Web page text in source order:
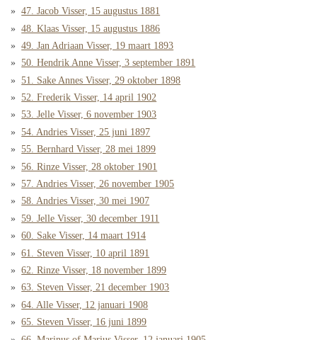
47. Jacob Visser, 15 augustus 1881
48. Klaas Visser, 15 augustus 1886
49. Jan Adriaan Visser, 19 maart 1893
50. Hendrik Anne Visser, 3 september 1891
51. Sake Annes Visser, 29 oktober 1898
52. Frederik Visser, 14 april 1902
53. Jelle Visser, 6 november 1903
54. Andries Visser, 25 juni 1897
55. Bernhard Visser, 28 mei 1899
56. Rinze Visser, 28 oktober 1901
57. Andries Visser, 26 november 1905
58. Andries Visser, 30 mei 1907
59. Jelle Visser, 30 december 1911
60. Sake Visser, 14 maart 1914
61. Steven Visser, 10 april 1891
62. Rinze Visser, 18 november 1899
63. Steven Visser, 21 december 1903
64. Alle Visser, 12 januari 1908
65. Steven Visser, 16 juni 1899